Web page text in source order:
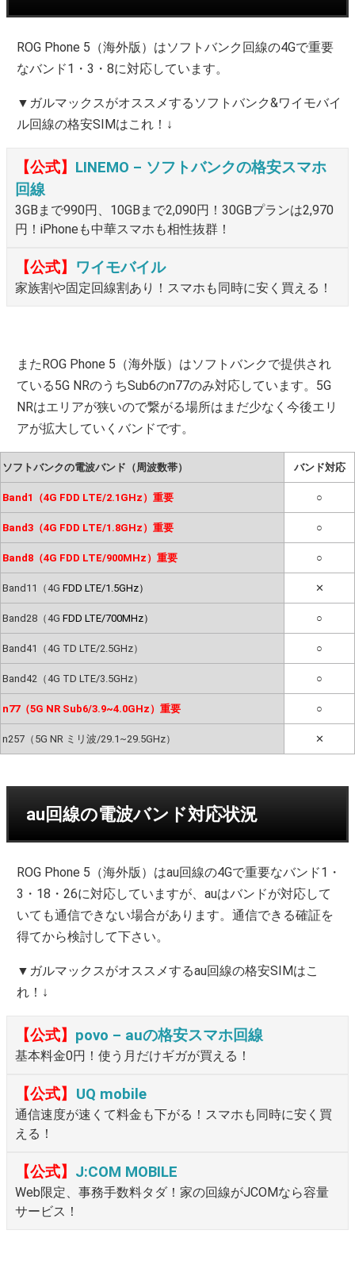
ROG Phone 5（海外版）はソフトバンク回線の4Gで重要
なバンド1・3・8に対応しています。
▼ガルマックスがオススメするソフトバンク&ワイモバイ
ル回線の格安SIMはこれ！↓
【公式】 LINEMO – ソフトバンクの格安スマホ
回線
3GBまで990円、10GBまで2,090円！30GBプランは2,970
円！iPhoneも中華スマホも相性抜群！
【公式】 ワイモバイル
家族割や固定回線割あり！スマホも同時に安く買える！
またROG Phone 5（海外版）はソフトバンクで提供され
ている5G NRのうちSub6のn77のみ対応しています。5G
NRはエリアが狭いので繋がる場所はまだ少なく今後エリ
アが拡大していくバンドです。
ソフトバンクの電波バンド（周波数帯） バンド対応
Band1（4G FDD LTE/2.1GHz）重要 ○
Band3（4G FDD LTE/1.8GHz）重要 ○
Band8（4G FDD LTE/900MHz）重要 ○
Band11（4G FDD LTE/1.5GHz） ✕
Band28（4G FDD LTE/700MHz） ○
Band41（4G TD LTE/2.5GHz） ○
Band42（4G TD LTE/3.5GHz） ○
n77（5G NR Sub6/3.9~4.0GHz）重要 ○
n257（5G NR ミリ波/29.1~29.5GHz） ✕
au回線の電波バンド対応状況
ROG Phone 5（海外版）はau回線の4Gで重要なバンド1・
3・18・26に対応していますが、auはバンドが対応して
いても通信できない場合があります。通信できる確証を
得てから検討して下さい。
▼ガルマックスがオススメするau回線の格安SIMはこ
れ！↓
【公式】 povo – auの格安スマホ回線
基本料金0円！使う月だけギガが買える！
【公式】 UQ mobile
通信速度が速くて料金も下がる！スマホも同時に安く買
える！
【公式】 J:COM MOBILE
Web限定、事務手数料タダ！家の回線がJCOMなら容量
サービス！